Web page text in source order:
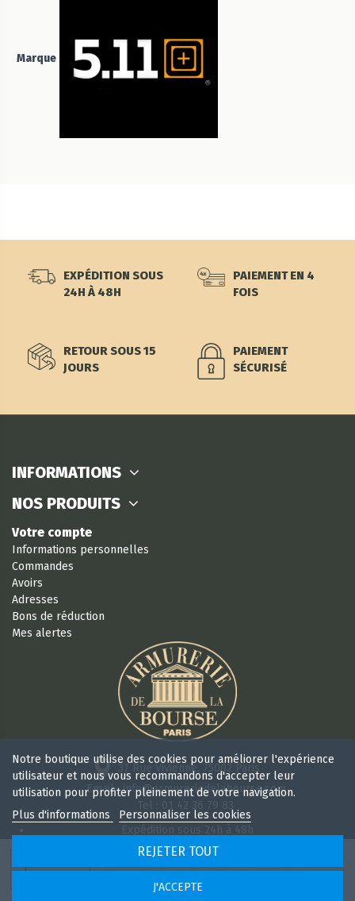
AJOUTER AU PANIER
Marque
EXPÉDITION SOUS
24H À 48H
PAIEMENT EN 4
FOIS
RETOUR SOUS 15
JOURS
PAIEMENT
SÉCURISÉ
INFORMATIONS
NOS PRODUITS
Votre compte
Informations personnelles
Commandes
Avoirs
Adresses
Bons de réduction
Mes alertes
37 Rue Vivienne, 75002 Paris
Email : info@armureriedelabourse.com
Retour sous 15 jours
Notre boutique utilise des cookies pour améliorer l'expérience
utilisateur et nous vous recommandons d'accepter leur
utilisation pour profiter pleinement de votre navigation.
Plus d'informations
Personnaliser les cookies
REJETER TOUT
J'ACCEPTE